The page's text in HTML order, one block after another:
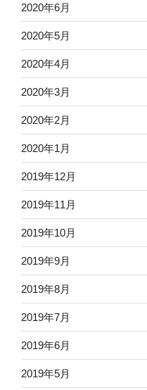
2020年6月
2020年5月
2020年4月
2020年3月
2020年2月
2020年1月
2019年12月
2019年11月
2019年10月
2019年9月
2019年8月
2019年7月
2019年6月
2019年5月